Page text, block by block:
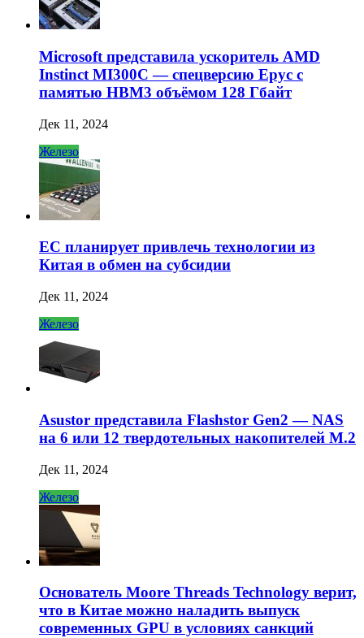
Microsoft представила ускоритель AMD
Instinct MI300C — спецверсию Epyc с
памятью HBM3 объёмом 128 Гбайт
Дек 11, 2024
Железо
ЕС планирует привлечь технологии из
Китая в обмен на субсидии
Дек 11, 2024
Железо
Asustor представила Flashstor Gen2 — NAS
на 6 или 12 твердотельных накопителей M.2
Дек 11, 2024
Железо
Основатель Moore Threads Technology верит,
что в Китае можно наладить выпуск
современных GPU в условиях санкций